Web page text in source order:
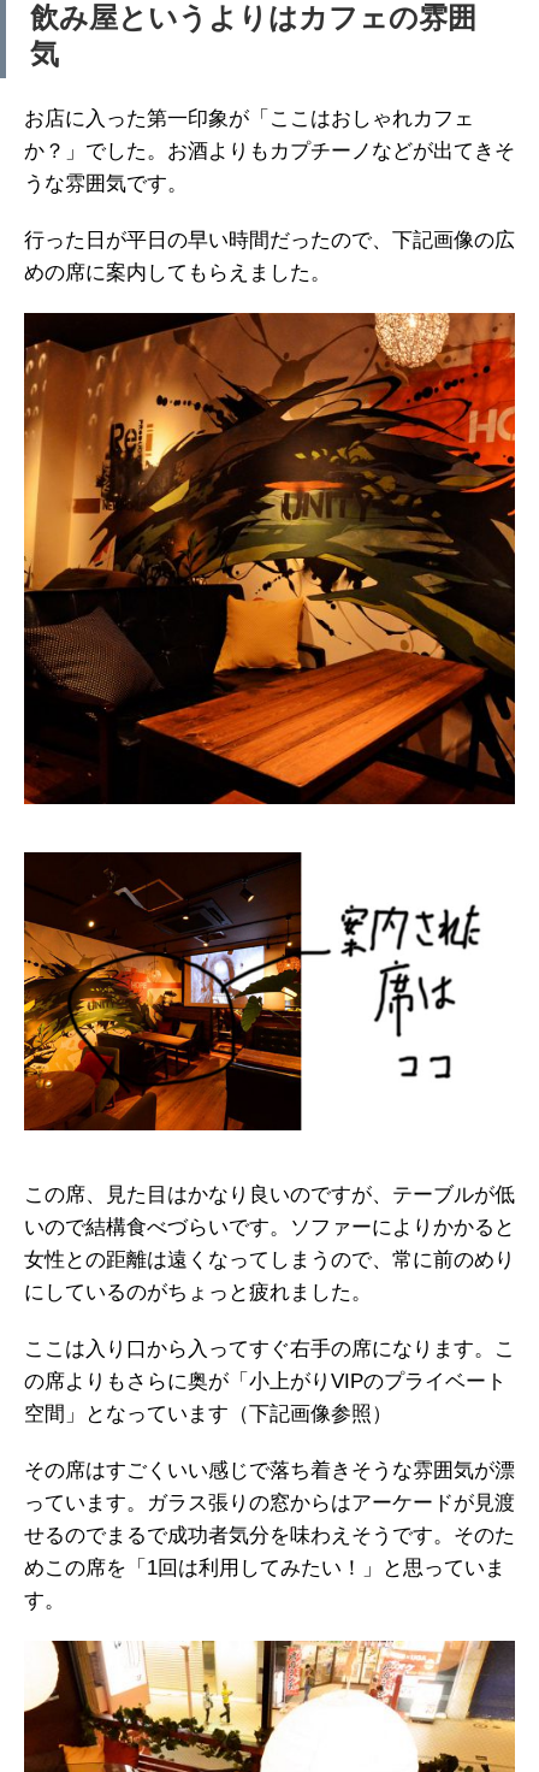
飲み屋というよりはカフェの雰囲
気
お店に入った第一印象が「ここはおしゃれカフェ
か？」でした。お酒よりもカプチーノなどが出てきそ
うな雰囲気です。
行った日が平日の早い時間だったので、下記画像の広
めの席に案内してもらえました。
この席、見た目はかなり良いのですが、テーブルが低
いので結構食べづらいです。ソファーによりかかると
女性との距離は遠くなってしまうので、常に前のめり
にしているのがちょっと疲れました。
ここは入り口から入ってすぐ右手の席になります。こ
の席よりもさらに奥が「小上がりVIPのプライベート
空間」となっています（下記画像参照）
その席はすごくいい感じで落ち着きそうな雰囲気が漂
っています。ガラス張りの窓からはアーケードが見渡
せるのでまるで成功者気分を味わえそうです。そのた
めこの席を「1回は利用してみたい！」と思っていま
す。